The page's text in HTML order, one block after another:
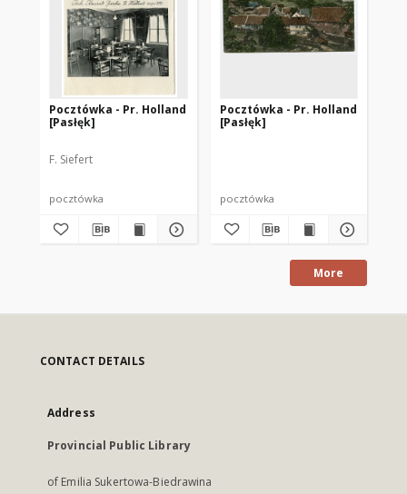
Pocztówka - Pr. Holland
[Pasłęk]
F. Siefert
pocztówka
Pocztówka - Pr. Holland
[Pasłęk]
pocztówka
More
CONTACT DETAILS
Address
Provincial Public Library
of Emilia Sukertowa-Biedrawina